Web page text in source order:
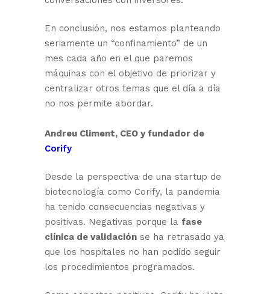
En conclusión, nos estamos planteando
seriamente un “confinamiento” de un
mes cada año en el que paremos
máquinas con el objetivo de priorizar y
centralizar otros temas que el día a día
no nos permite abordar.
Andreu Climent, CEO y fundador de
Corify
Desde la perspectiva de una startup de
biotecnología como Corify, la pandemia
ha tenido consecuencias negativas y
positivas. Negativas porque la fase
clínica de validación se ha retrasado ya
que los hospitales no han podido seguir
los procedimientos programados.